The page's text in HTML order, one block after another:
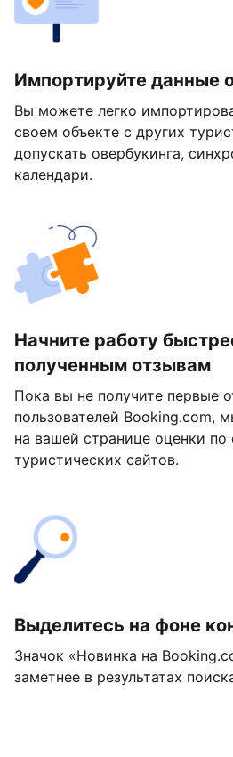
Импортируйте данные
Вы можете легко
своем объекте с других
допускать овербукинга,
календари.
Начните работу
полученным отзывам
Пока вы не получите первые
пользователей Booking.com,
на вашей странице оценки по
туристических сайтов.
Выделитесь на фоне
Значок «Новинка на
заметнее в результатах